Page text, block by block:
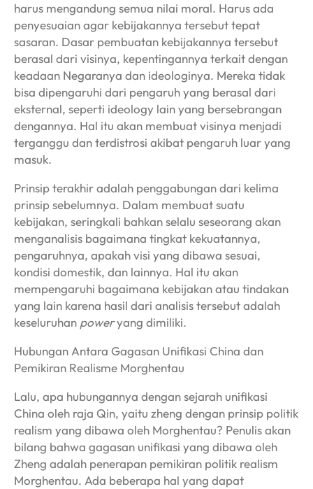
harus mengandung semua nilai moral. Harus ada
penyesuaian agar kebijakannya tersebut tepat
sasaran. Dasar pembuatan kebijakannya tersebut
berasal dari visinya, kepentingannya terkait dengan
keadaan Negaranya dan ideologinya. Mereka tidak
bisa dipengaruhi dari pengaruh yang berasal dari
eksternal, seperti ideology lain yang bersebrangan
dengannya. Hal itu akan membuat visinya menjadi
terganggu dan terdistrosi akibat pengaruh luar yang
masuk.
Prinsip terakhir adalah penggabungan dari kelima
prinsip sebelumnya. Dalam membuat suatu
kebijakan, seringkali bahkan selalu seseorang akan
menganalisis bagaimana tingkat kekuatannya,
pengaruhnya, apakah visi yang dibawa sesuai,
kondisi domestik, dan lainnya. Hal itu akan
mempengaruhi bagaimana kebijakan atau tindakan
yang lain karena hasil dari analisis tersebut adalah
keseluruhan poweryang dimiliki.
Hubungan Antara Gagasan Unifikasi China dan
Pemikiran Realisme Morghentau
Lalu, apa hubungannya dengan sejarah unifikasi
China oleh raja Qin, yaitu zheng dengan prinsip politik
realism yang dibawa oleh Morghentau? Penulis akan
bilang bahwa gagasan unifikasi yang dibawa oleh
Zheng adalah penerapan pemikiran politik realism
Morghentau. Ada beberapa hal yang dapat